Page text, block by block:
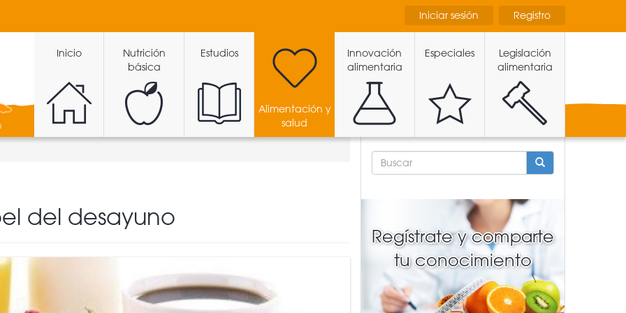
Iniciar sesión Registro
Inicio
Nutrición
básica
Estudios
Alimentación y
salud
Innovación
alimentaria
Especiales
Legislación
alimentaria
del desayuno
FORMULARIO
DE
Regístrate y comparte
tu conocimiento